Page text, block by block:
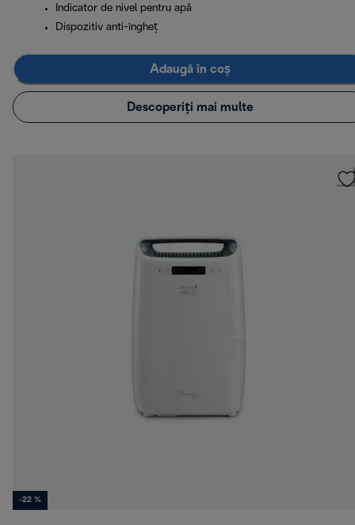
Indicator de nivel pentru apă
Dispozitiv anti-îngheț
Adaugă în coș
Descoperiți mai multe
-22 %